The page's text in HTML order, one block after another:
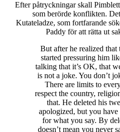
Efter påtryckningar skall
som berörde konflikten.
Kutateladze, som fortfarande
Paddy för att rätta ut
But after he realized that
started pressuring him
talking that it’s OK, that
is not a joke. You don’t
There are limits to
respect the country,
that. He deleted his
apologized, but you
for what you say. By
doesn’t mean you never